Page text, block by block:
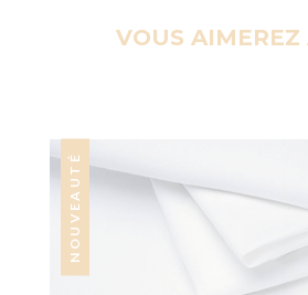
VOUS AIMEREZ
NOUVEAUTÉ